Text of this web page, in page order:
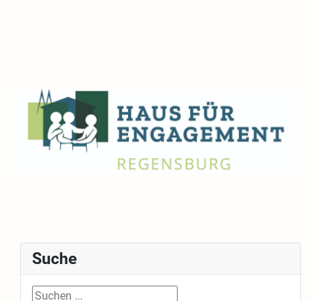
Suche
Suche